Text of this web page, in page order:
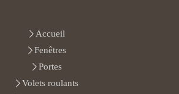
Accueil
Fenêtres
Portes
Volets roulants